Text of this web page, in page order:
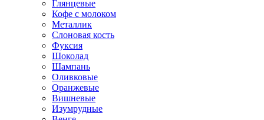
Глянцевые
Кофе с молоком
Металлик
Слоновая кость
Фуксия
Шоколад
Шампань
Оливковые
Оранжевые
Вишневые
Изумрудные